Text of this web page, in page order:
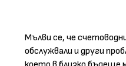
Мълви се, че
обслужвали и други